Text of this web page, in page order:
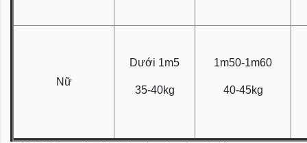
Nữ
Dưới 1m5
35-40kg
1m50-1m60
40-45kg